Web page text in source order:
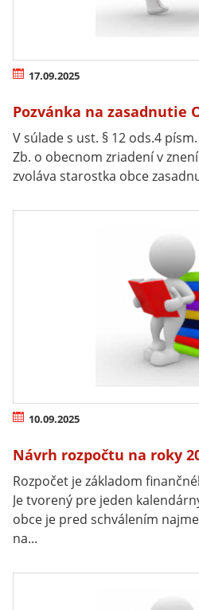
17.09.2025
Pozvánka na zasadnutie
V súlade s ust. § 12 ods.4
Zb. o obecnom zriadení v
zvoláva starostka obce
10.09.2025
Návrh rozpočtu na roky
Rozpočet je základom
Je tvorený pre jeden
obce je pred schválením
na...